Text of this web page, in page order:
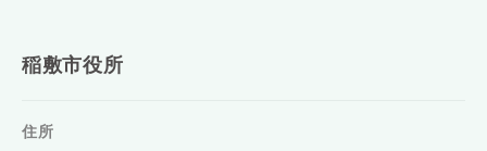
稲敷市役所
住所